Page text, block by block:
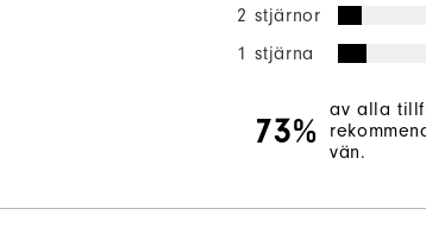
2 stjärnor
1 stjärna
73%
av alla
vän.